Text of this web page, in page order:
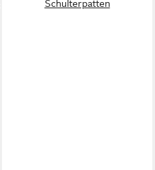
Schulterpatten